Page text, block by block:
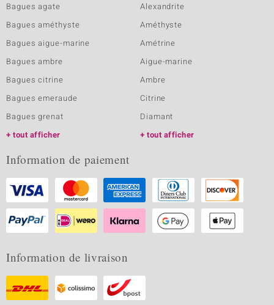
Bagues agate
Bagues améthyste
Bagues aigue-marine
Bagues ambre
Bagues citrine
Bagues emeraude
Bagues grenat
tout afficher
Alexandrite
Améthyste
Amétrine
Aigue-marine
Ambre
Citrine
Diamant
tout afficher
Information de paiement
Information de livraison